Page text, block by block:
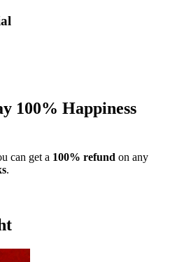
100% Happiness
can get a 100% refund on any
.